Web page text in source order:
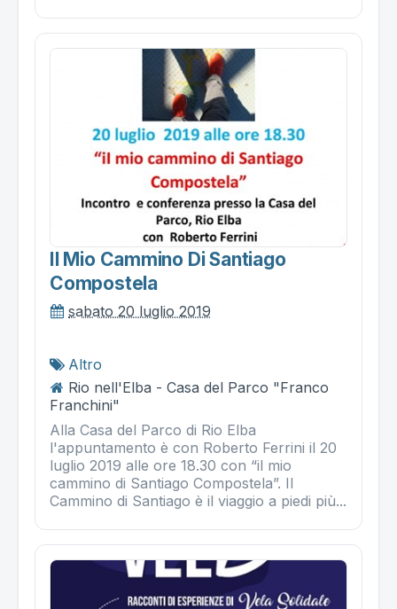
Il Mio Cammino Di Santiago
Compostela
sabato 20 luglio 2019
Altro
Rio nell'Elba - Casa del Parco "Franco
Franchini"
Alla Casa del Parco di Rio Elba
l'appuntamento è con Roberto Ferrini il 20
luglio 2019 alle ore 18.30 con “il mio
cammino di Santiago Compostela”. Il
Cammino di Santiago è il viaggio a piedi più...